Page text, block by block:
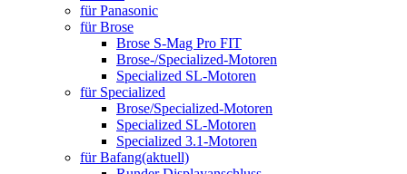
für Panasonic
für Brose
Brose S-Mag Pro FIT
Brose-/Specialized-Motoren
Specialized SL-Motoren
für Specialized
Brose/Specialized-Motoren
Specialized SL-Motoren
Specialized 3.1-Motoren
für Bafang(aktuell)